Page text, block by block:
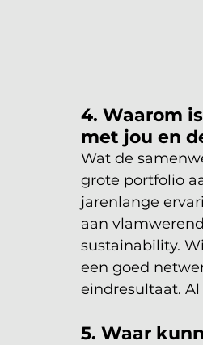
4. Waarom
met jou en
Wat de
grote portfolio
jarenlange
aan
sustainability.
een goed
eindresultaat.
5. Waar